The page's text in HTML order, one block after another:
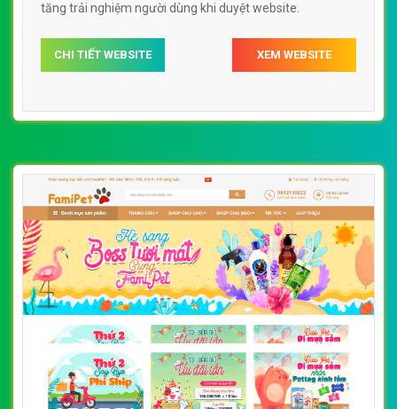
tăng trải nghiệm người dùng khi duyệt website.
CHI TIẾT WEBSITE XEM WEBSITE